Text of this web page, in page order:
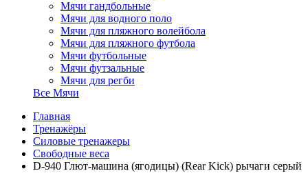
Мячи гандбольные
Мячи для водного поло
Мячи для пляжного волейбола
Мячи для пляжного футбола
Мячи футбольные
Мячи футзальные
Мячи для регби
Все Мячи
Главная
Тренажёры
Силовые тренажеры
Свободные веса
D-940 Глют-машина (ягодицы) (Rear Kick) рычаги серый